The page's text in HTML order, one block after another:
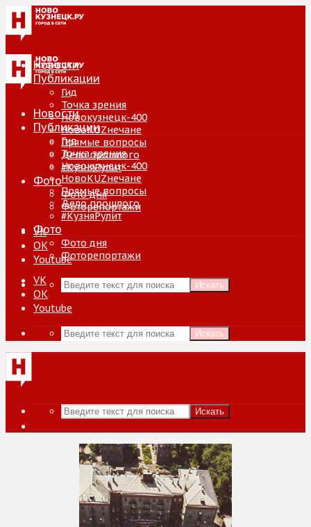
Новости
Публикации
Гид
Точка зрения
Новокузнецк-400
НовоKUZнечане
Прямые вопросы
Дело прошлого
#КузняРулит
Фото
Фото дня
Фоторепортажи
VK
ОК
Youtube
Искать
Новости
Публикации
Гид
Точка зрения
Новокузнецк-400
НовоKUZнечане
Прямые вопросы
Дело прошлого
#КузняРулит
Фото
Фото дня
Фоторепортажи
VK
ОК
Youtube
Искать
Искать